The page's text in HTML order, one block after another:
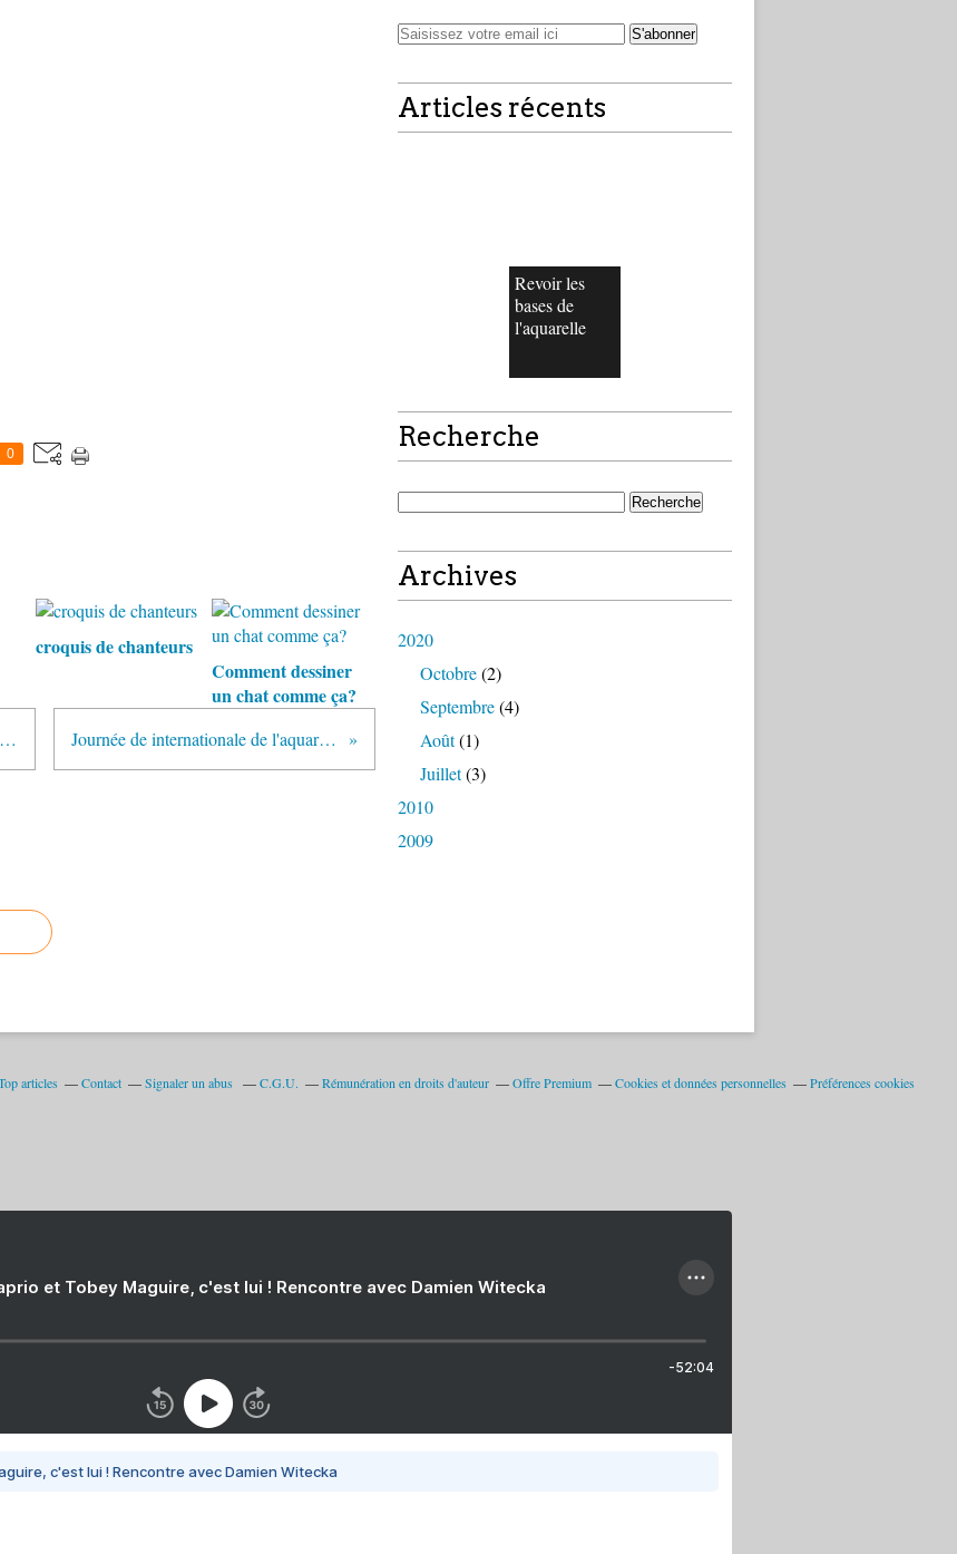
0
croquis de chanteurs
Comment dessiner
un chat comme ça?
Découvrir le Sud, épisode 6, Sète nocturne Journée de internationale de l'aquarelle
Articles récents
Revoir les
bases de
l'aquarelle
Recherche
Archives
2020
Octobre(2)
Septembre(4)
Août(1)
Juillet(3)
2010
2009
articles Contact Signaler un abus C.G.U. Rémunération en droits d'auteur Offre Premium Cookies et données personnelles Préférences cookies
et Tobey Maguire, c'est lui ! Rencontre avec Damien Witecka
-52:04
c'est lui ! Rencontre avec Damien Witecka